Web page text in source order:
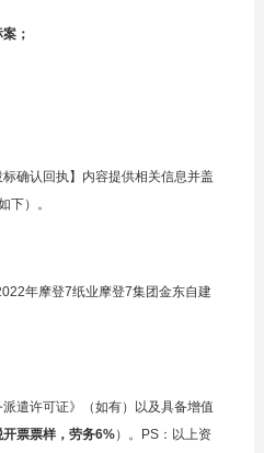
；
确认回执】内容提供相关信息并盖
下）。
年摩登7纸业摩登7集团金东自建
遣许可证》（如有）以及具备增值
票票样，劳务6%）。PS：以上资